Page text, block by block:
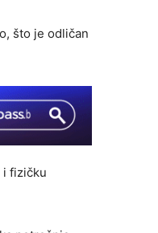
što je odličan
i fizičku